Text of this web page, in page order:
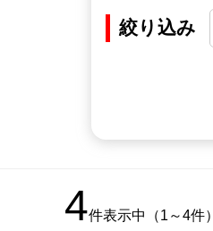
絞り込み
4件表示中（1～4件）